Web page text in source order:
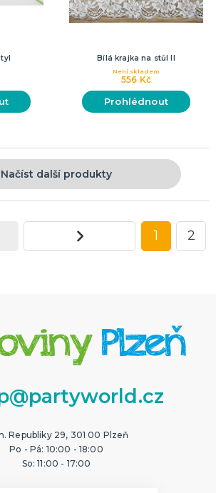
Bílá krajka na stůl II
556 Kč
Není skladem
Prohlédnout
Načíst další produkty
1 2
Republiky 29, 301 00 Plzeň
Po - Pá: 10:00 - 18:00
So: 11:00 - 17:00